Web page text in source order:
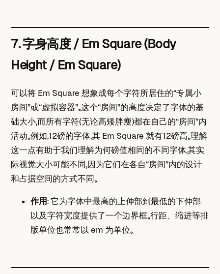
7. 字身高度 / Em Square (Body
Height / Em Square)
可以将 Em Square 想象成每个字符所居住的“专属小
房间”或“虚拟容器”。这个“房间”的高度决定了字体的基
础大小，而所有字符（无论高矮胖瘦）都在自己的“房间”内
活动。例如，12磅的字体，其 Em Square 就有12磅高。理解
这一点有助于我们理解为何磅值相同的不同字体，其实
际视觉大小可能不同，因为它们在各自“房间”内的设计
和占据空间的方式不同。
作用： 它为字体中最高的上伸部到最低的下伸部
以及字符宽度提供了一个边界框。行距、缩进等排
版单位也常常以 em 为单位。